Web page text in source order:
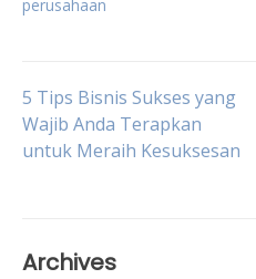
perusahaan
Post
navigation
5 Tips Bisnis Sukses yang
Wajib Anda Terapkan
untuk Meraih Kesuksesan
Archives